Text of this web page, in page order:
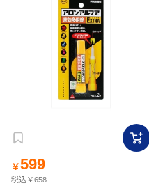
￥599
税込￥658